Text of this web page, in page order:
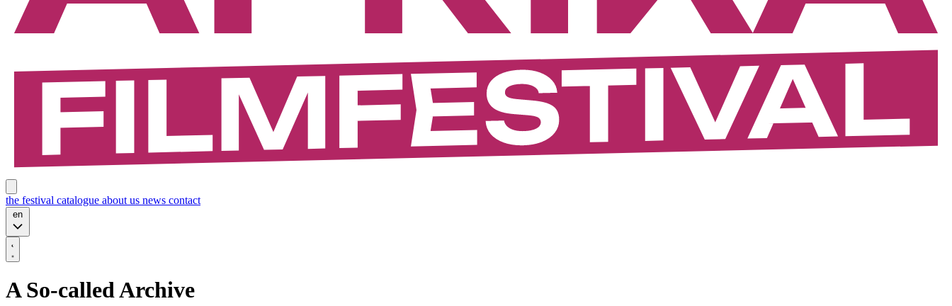
the festival catalogue about us news contact
en
A So-called Archive